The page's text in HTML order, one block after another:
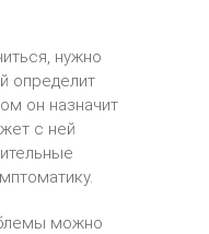
нужно
определит
он назначит
с ней
можно